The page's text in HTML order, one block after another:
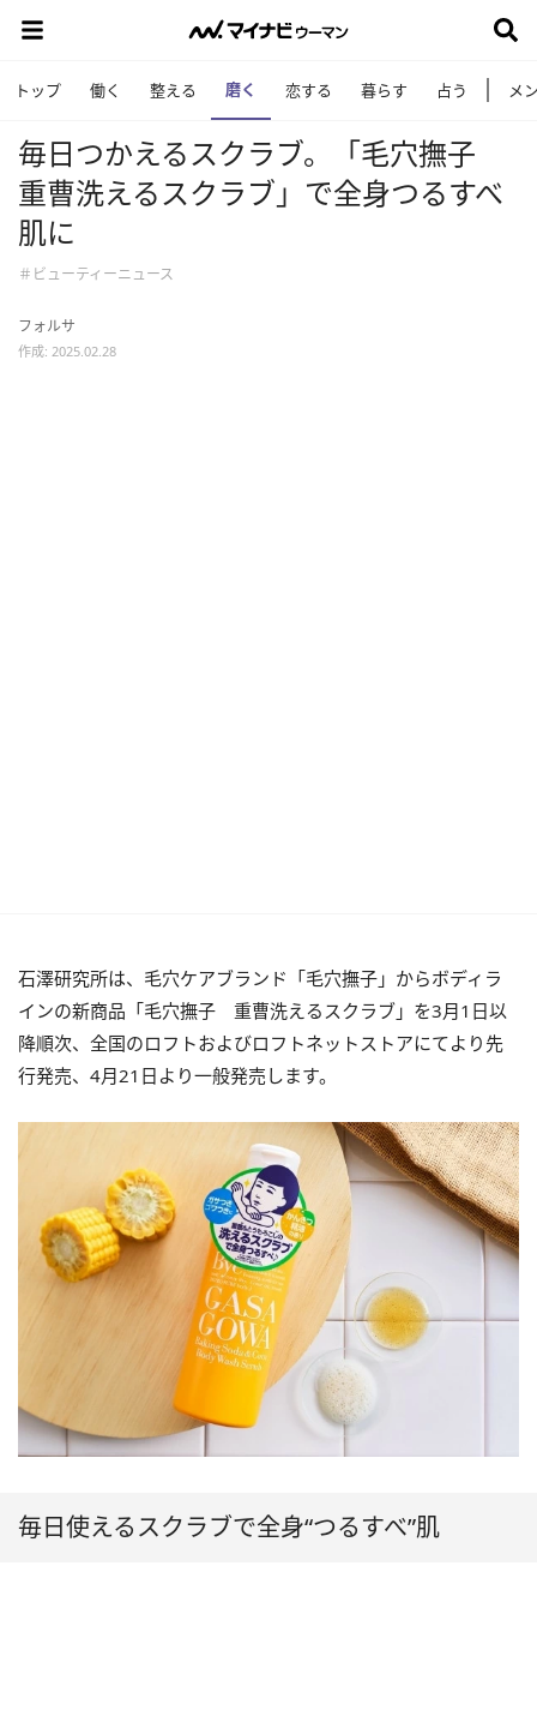
トップ 働く 整える 磨く 恋する 暮らす 占う メ
毎日つかえるスクラブ。「毛穴撫子
重曹洗えるスクラブ」で全身つるすべ
肌に
＃ビューティーニュース
フォルサ
作成: 2025.02.28
石澤研究所は、毛穴ケアブランド「毛穴撫子」からボディラ
インの新商品「毛穴撫子 重曹洗えるスクラブ」を3月1日以
降順次、全国のロフトおよびロフトネットストアにてより先
行発売、4月21日より一般発売します。
毎日使えるスクラブで全身“つるすべ”肌